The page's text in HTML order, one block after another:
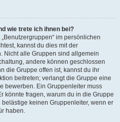
wie trete ich ihnen bei?
im persönlichen
kannst du dies mit der
Nicht alle Gruppen sind allgemein
andere können geschlossen
die Gruppe offen ist, kannst du ihr
beitreten; verlangt die Gruppe eine
bewerben. Ein Gruppenleiter muss
könnte fragen, warum du in die Gruppe
keinen Gruppenleiter, wenn er
haben.